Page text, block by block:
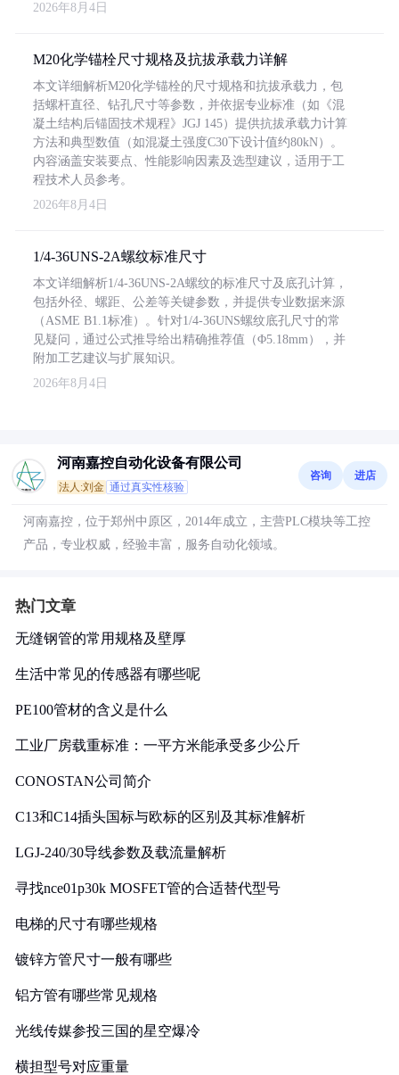
2026年8月4日
M20化学锚栓尺寸规格及抗拔承载力详解
本文详细解析M20化学锚栓的尺寸规格和抗拔承载力，包
括螺杆直径、钻孔尺寸等参数，并依据专业标准（如《混
凝土结构后锚固技术规程》JGJ 145）提供抗拔承载力计算
方法和典型数值（如混凝土强度C30下设计值约80kN）。
内容涵盖安装要点、性能影响因素及选型建议，适用于工
程技术人员参考。
2026年8月4日
1/4-36UNS-2A螺纹标准尺寸
本文详细解析1/4-36UNS-2A螺纹的标准尺寸及底孔计算，
包括外径、螺距、公差等关键参数，并提供专业数据来源
（ASME B1.1标准）。针对1/4-36UNS螺纹底孔尺寸的常
见疑问，通过公式推导给出精确推荐值（Φ5.18mm），并
附加工艺建议与扩展知识。
2026年8月4日
河南嘉控自动化设备有限公司
法人:刘金 通过真实性核验
咨询 进店
河南嘉控，位于郑州中原区，2014年成立，主营PLC模块等工控
产品，专业权威，经验丰富，服务自动化领域。
热门文章
无缝钢管的常用规格及壁厚
生活中常见的传感器有哪些呢
PE100管材的含义是什么
工业厂房载重标准：一平方米能承受多少公斤
CONOSTAN公司简介
C13和C14插头国标与欧标的区别及其标准解析
LGJ-240/30导线参数及载流量解析
寻找nce01p30k MOSFET管的合适替代型号
电梯的尺寸有哪些规格
镀锌方管尺寸一般有哪些
铝方管有哪些常见规格
光线传媒参投三国的星空爆冷
横担型号对应重量